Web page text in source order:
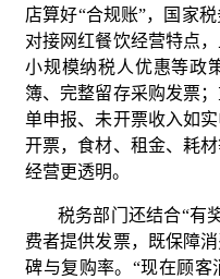
店算好“合规账”，国家
对接网红餐饮经营特点
小规模纳税人优惠等政
簿、完整留存采购发票
单申报、未开票收入如
开票，食材、租金、耗
经营更透明。
税务部门还结合“有奖
费者提供发票，既保障
碑与复购率。“现在顾